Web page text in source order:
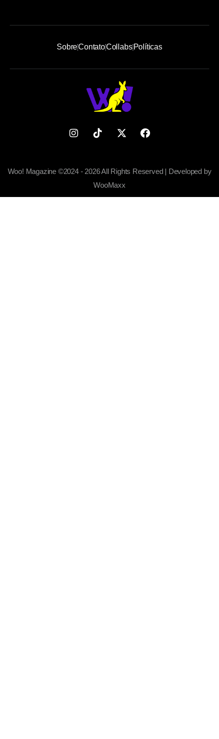
SobreContatoCollabsPolíticas
Woo! Magazine ©2024 - 2026 All Rights Reserved | Developed by
WooMaxx